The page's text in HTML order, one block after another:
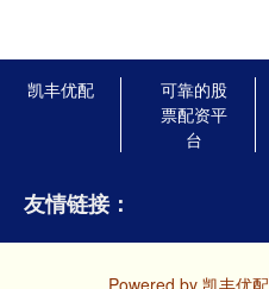
凯丰优配
可靠的股
票配资平
台
友情链接：